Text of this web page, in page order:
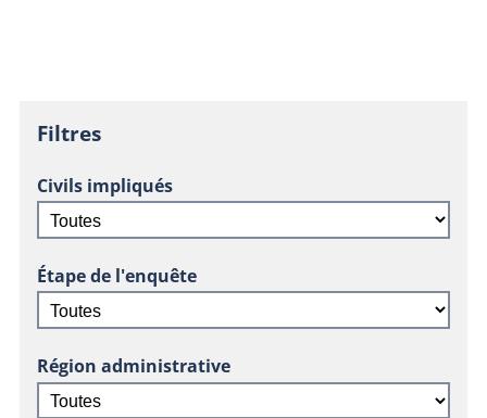
Filtres
Civils impliqués
Étape de l'enquête
Région administrative